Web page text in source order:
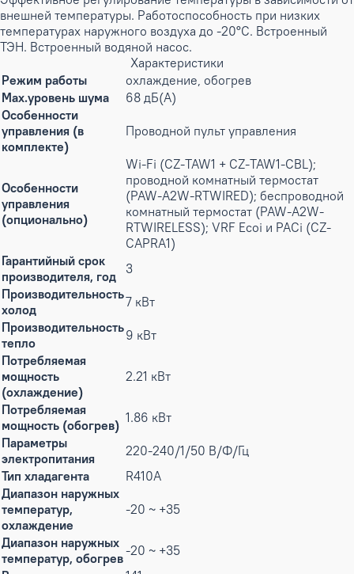
внешней температуры. Работоспособность при низких
температурах наружного воздуха до -20°С. Встроенный
ТЭН. Встроенный водяной насос.
Характеристики
Режим работы
охлаждение, обогрев
Max.уровень шума
68 дБ(А)
Особенности
управления (в
комплекте)
Проводной пульт управления
Особенности
управления
(опционально)
Wi-Fi (CZ-TAW1 + CZ-TAW1-CBL);
проводной комнатный термостат
(PAW-A2W-RTWIRED); беспроводной
комнатный термостат (PAW-A2W-
RTWIRELESS); VRF Ecoi и PACi (CZ-
CAPRA1)
Гарантийный срок
производителя, год
3
Производительность
холод
7 кВт
Производительность
тепло
9 кВт
Потребляемая
мощность
(охлаждение)
2.21 кВт
Потребляемая
мощность (обогрев) 1.86 кВт
Параметры
электропитания
220-240/1/50 В/Ф/Гц
Тип хладагента
R410A
Диапазон наружных
температур,
охлаждение
-20 ~ +35
Диапазон наружных
температур, обогрев-20 ~ +35